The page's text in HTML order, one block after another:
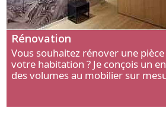
Rénovation
Vous souhaitez rénover une
votre habitation ? Je conçois un
des volumes au mobilier sur